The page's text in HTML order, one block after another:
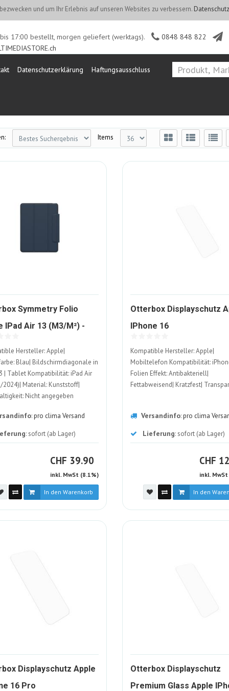
und um Ihr Erlebnis auf unseren Websites zu verbessern.
17:00 bestellt, morgen geliefert (werktags).
0848 848 822
Datenschutzerklärung Haftungsausschluss
Items
Symmetry Folio
IPad Air 13 (M3/m²) -
Hersteller: Apple|
Blau| Bildschirmdiagonale in
| Tablet Kompatibilität: iPad Air
2024)| Material: Kunststoff|
Nicht angegeben
:pro clima Versand
: sofort (ab Lager)
CHF CHF
39.90
inkl. MwSt (8.1%)
In den Warenkorb
Otterbox Displayschutz
IPhone 161949606-
Kompatible Hersteller: Apple|
Mobiltelefon Kompatibilität:
Folien Effekt: Antibakteriell|
Fettabweisend| Kratzfest|
Versandinfo:pro clima
Lieferung: sofort (ab Lager)
CHF
inkl.
In den
Displayschutz Apple
16 Pro1949609-
Otterbox Displayschutz
Premium Glass Apple